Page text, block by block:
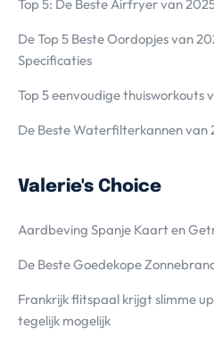
Top 5: De Beste Airfryer van
De Top 5 Beste Oordopjes van
Specificaties
Top 5 eenvoudige thuisworkouts
De Beste Waterfilterkannen van
Valerie's Choice
Aardbeving Spanje Kaart en
De Beste Goedekope
Frankrijk flitspaal krijgt slimme
tegelijk mogelijk